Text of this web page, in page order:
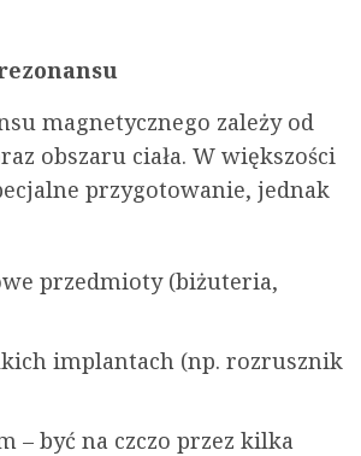
magnetycznego zależy od
obszaru ciała. W większości
przygotowanie, jednak
przedmioty (biżuteria,
implantach (np. rozrusznik
– być na czczo przez kilka